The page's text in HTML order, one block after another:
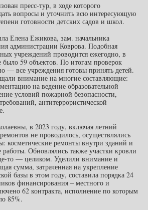
пресс-тур, в ходе которого
вопросы и уточнить всю интересующую
готовности детских садов и школ.
Елена Ежикова, зам. начальника
администрации Коврова. Подобная
учреждений проводится ежегодно, в
было 59 объектов. По итогам проверок
— все учреждения готовы принять детей.
внимание на многие составляющие:
на ведение образовательной
условий пожарной безопасности,
антитеррористической
в 2023 году, включая летний
не проводилось, осуществлялись
косметические ремонты внутри зданий и
Обновлялись также участки кровли
то — целиком. Уделили внимание и
сумма, затраченная на укрепление
базы в этом году, составила порядка 24
финансирования – местного и
62 контракта, исполнение по которым
85%.